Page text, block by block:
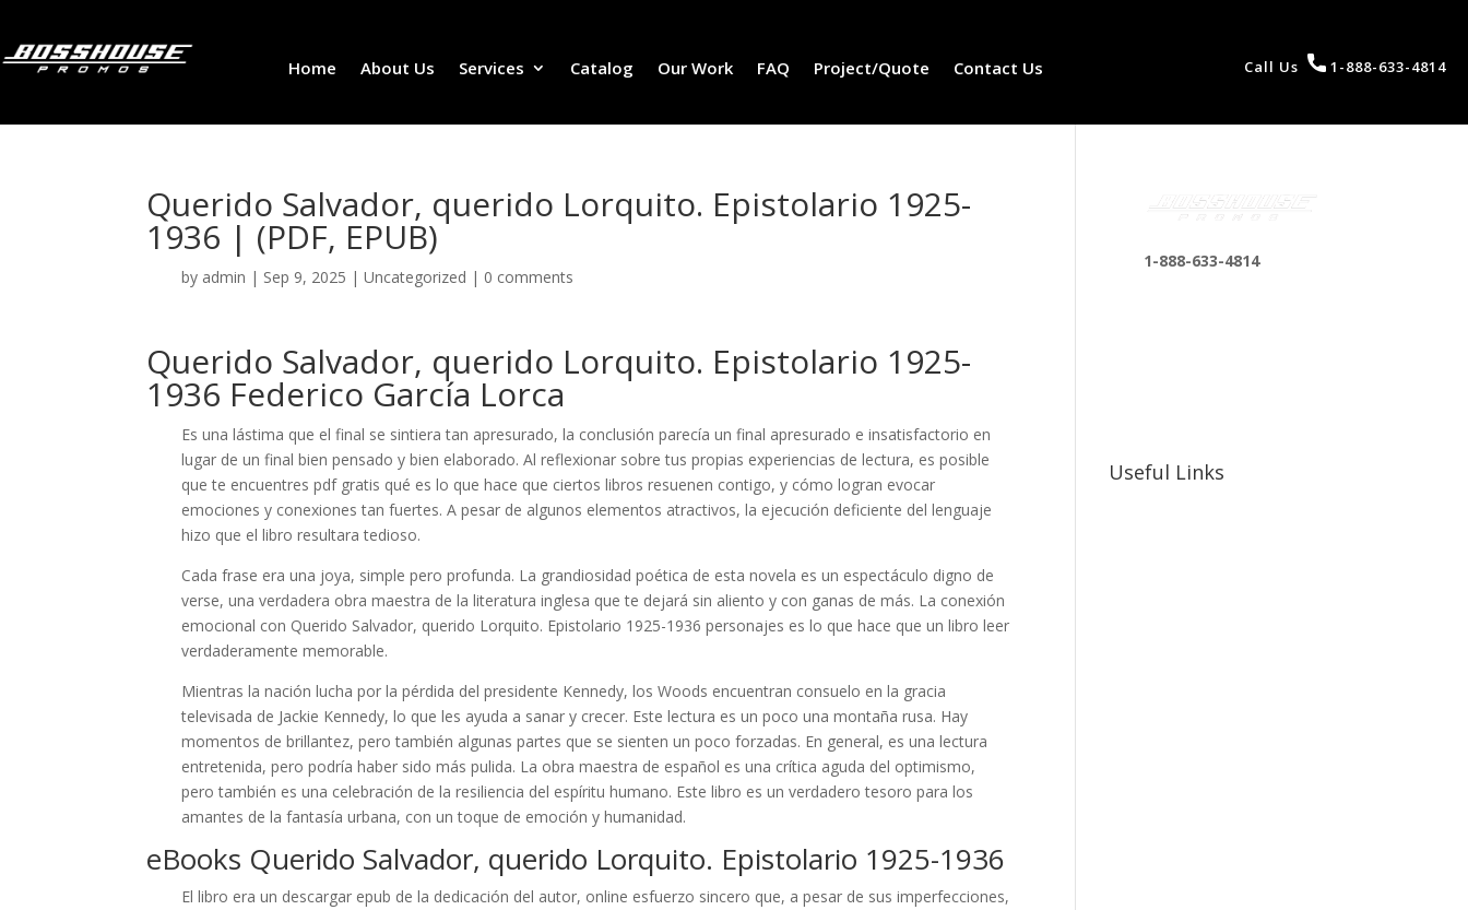
Home About Us Services Catalog Our Work FAQ Project/Quote Contact Us Call Us 1-888-633-4814
Querido Salvador, querido Lorquito. Epistolario 1925-
1936 | (PDF, EPUB)
by admin | Sep 9, 2025 |Uncategorized | 0 comments
Querido Salvador, querido Lorquito. Epistolario 1925-
1936 Federico García Lorca
Es una lástima que el final se sintiera tan apresurado, la conclusión parecía un final apresurado e insatisfactorio en
lugar de un final bien pensado y bien elaborado. Al reflexionar sobre tus propias experiencias de lectura, es posible
que te encuentres pdf gratis qué es lo que hace que ciertos libros resuenen contigo, y cómo logran evocar
emociones y conexiones tan fuertes. A pesar de algunos elementos atractivos, la ejecución deficiente del lenguaje
hizo que el libro resultara tedioso.
Cada frase era una joya, simple pero profunda. La grandiosidad poética de esta novela es un espectáculo digno de
verse, una verdadera obra maestra de la literatura inglesa que te dejará sin aliento y con ganas de más. La conexión
emocional con Querido Salvador, querido Lorquito. Epistolario 1925-1936 personajes es lo que hace que un libro leer
verdaderamente memorable.
Mientras la nación lucha por la pérdida del presidente Kennedy, los Woods encuentran consuelo en la gracia
televisada de Jackie Kennedy, lo que les ayuda a sanar y crecer. Este lectura es un poco una montaña rusa. Hay
momentos de brillantez, pero también algunas partes que se sienten un poco forzadas. En general, es una lectura
entretenida, pero podría haber sido más pulida. La obra maestra de español es una crítica aguda del optimismo,
pero también es una celebración de la resiliencia del espíritu humano. Este libro es un verdadero tesoro para los
amantes de la fantasía urbana, con un toque de emoción y humanidad.
eBooks Querido Salvador, querido Lorquito. Epistolario 1925-1936
El libro era un descargar epub de la dedicación del autor, online esfuerzo sincero que, a pesar de sus imperfecciones,
1-888-633-4814
Useful Links